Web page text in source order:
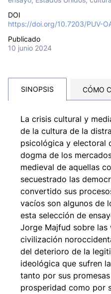
DOI
https://doi.org/10.7203/PUV-
Publicado
10 junio 2024
SINOPSIS CÓMO
La crisis cultural y
de la cultura de la
psicológica y electoral
dogma de los
medieval de aquellas
secuestrado las
convertido sus
vacíos son algunos de
esta selección de
Jorge Majfud sobre las
civilización
del deterioro de la
ideológica que sufren
tanto por sus
prosperidad como por